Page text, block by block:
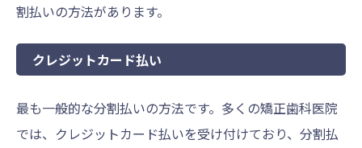
割払いの方法があります。
クレジットカード払い
最も一般的な分割払いの方法です。多くの矯正歯科医院
では、クレジットカード払いを受け付けており、分割払